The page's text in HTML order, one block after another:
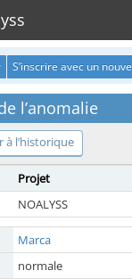
S’inscrire avec un
l’anomalie
à l’historique
Projet
NOALYSS
Marca
normale